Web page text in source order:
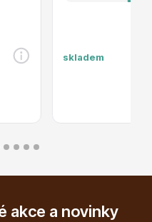
skladem
akce a novinky